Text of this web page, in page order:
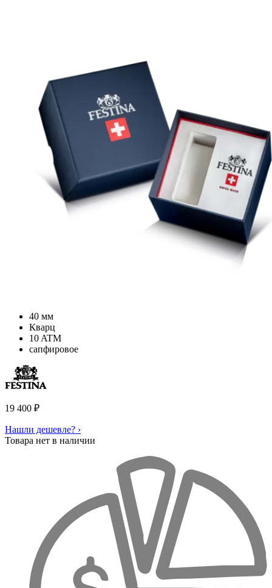
40 мм
Кварц
10 ATM
сапфировое
19 400 ₽
Нашли дешевле? ›
Товара нет в наличии